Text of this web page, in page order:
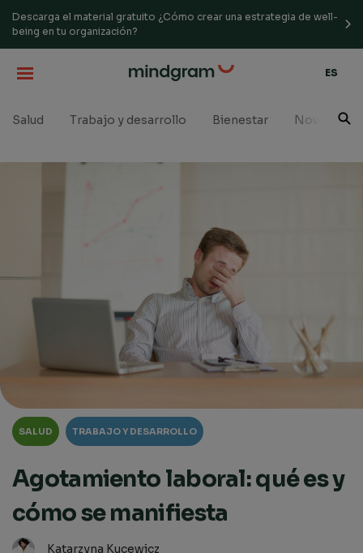
Descarga el material gratuito ¿Cómo crear una estrategia de well-
being en tu organización?
ES
Salud Trabajo y desarrollo Bienestar
SALUD TRABAJO Y DESARROLLO
Agotamiento laboral: qué es y
cómo se manifiesta
Katarzyna Kucewicz